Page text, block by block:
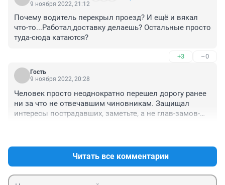
9 ноября 2022, 21:12
Почему водитель перекрыл проезд? И ещё и вякал
что-то...Работал,доставку делаешь? Остальные просто
туда-сюда катаются?
+3 –0
Гость
9 ноября 2022, 20:28
Человек просто неоднократно перешел дорогу ранее
ни за что не отвечавшим чиновникам. Защищал
интересы пострадавших, заметьте, а не глав-замов-
Читать все комментарии